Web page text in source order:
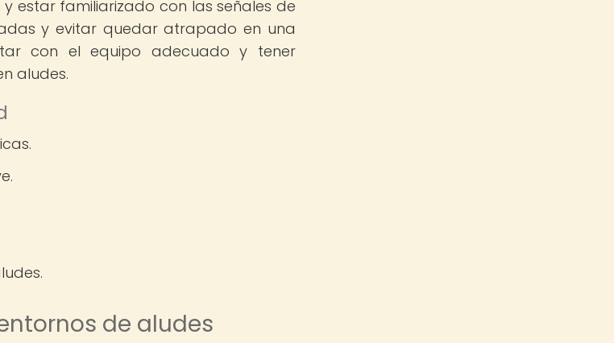
estar familiarizado con las señales de
y evitar quedar atrapado en una
con el equipo adecuado y tener
aludes.
de aludes